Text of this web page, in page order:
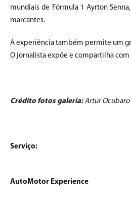
mundiais de Fórmula 1 Ayrton
marcantes.
A experiência também permite um
O jornalista expõe e compartilha com
Crédito fotos galeria: Artur Ocubaro
Serviço:
AutoMotor Experience